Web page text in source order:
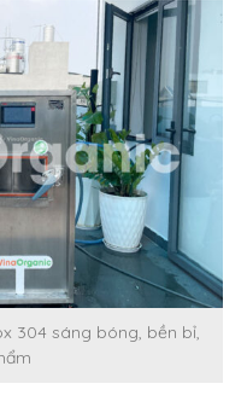
304 sáng bóng, bền bỉ,